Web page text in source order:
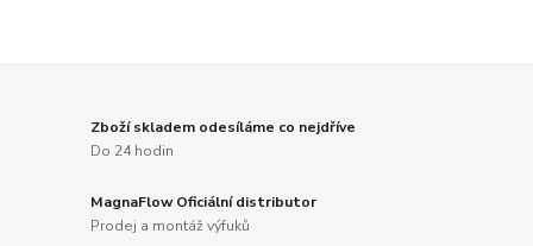
Zboží skladem odesíláme co nejdříve
Do 24 hodin
MagnaFlow Oficiální distributor
Prodej a montáž výfuků